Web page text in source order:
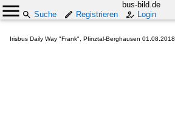
bus-bild.de
Suche
Registrieren Login
Irisbus Daily Way "Frank", Pfinztal-Berghausen 01.08.2018